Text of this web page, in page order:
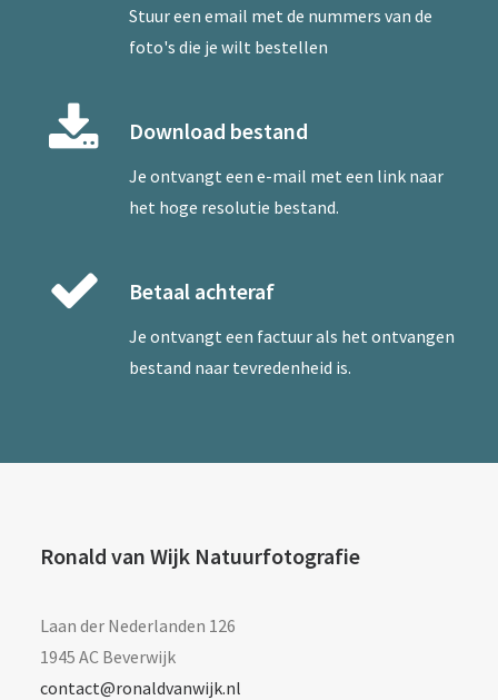
Stuur een email met de nummers van de
foto's die je wilt bestellen
Download bestand
Je ontvangt een e-mail met een link naar
het hoge resolutie bestand.
Betaal achteraf
Je ontvangt een factuur als het ontvangen
bestand naar tevredenheid is.
Ronald van Wijk Natuurfotografie
Laan der Nederlanden 126
1945 AC Beverwijk
contact@ronaldvanwijk.nl